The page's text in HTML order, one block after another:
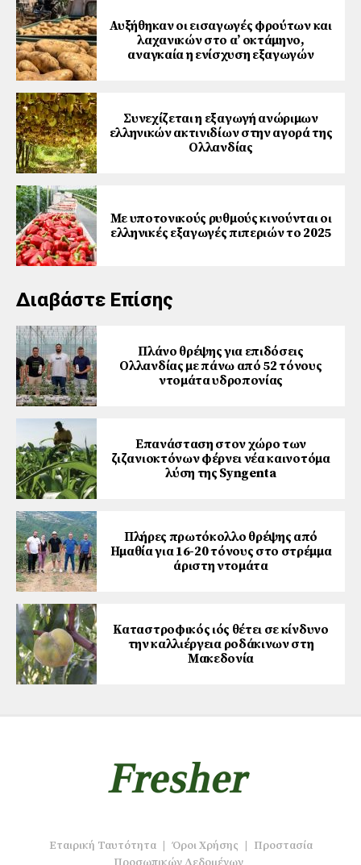
Αυξήθηκαν οι εισαγωγές φρούτων και
λαχανικών στο α’ οκτάμηνο,
αναγκαία η ενίσχυση εξαγωγών
Συνεχίζεται η εξαγωγή ανώριμων
ελληνικών ακτινιδίων στην αγορά της
Ολλανδίας
Με υποτονικούς ρυθμούς κινούνται οι
ελληνικές εξαγωγές πιπεριών το 2025
Διαβάστε Επίσης
Πλάνο θρέψης για επιδόσεις
Ολλανδίας με πάνω από 52 τόνους
ντομάτα υδροπονίας
Επανάσταση στον χώρο των
ζιζανιοκτόνων φέρνει νέα καινοτόμα
λύση της Syngenta
Πλήρες πρωτόκολλο θρέψης από
Ημαθία για 16-20 τόνους στο στρέμμα
άριστη ντομάτα
Καταστροφικός ιός θέτει σε κίνδυνο
την καλλιέργεια ροδάκινων στη
Μακεδονία
Εταιρική Ταυτότητα Όροι Χρήσης
Προστασία